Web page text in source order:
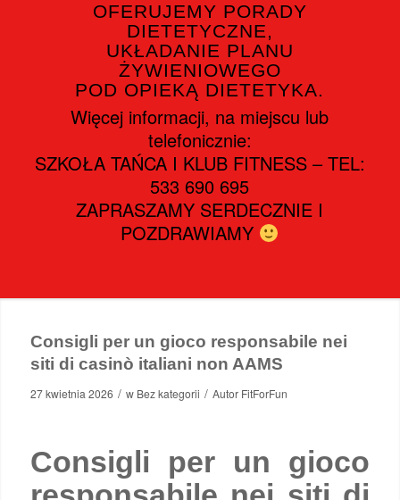
OFERUJEMY PORADY
DIETETYCZNE,
UKŁADANIE PLANU
ŻYWIENIOWEGO
POD OPIEKĄ DIETETYKA.
Więcej informacji, na miejscu lub
telefonicznie:
SZKOŁA TAŃCA I KLUB FITNESS – TEL:
533 690 695
ZAPRASZAMY SERDECZNIE I
POZDRAWIAMY
Consigli per un gioco responsabile nei
siti di casinò italiani non AAMS
27 kwietnia 2026 / w Bez kategorii / Autor FitForFun
Consigli per un gioco